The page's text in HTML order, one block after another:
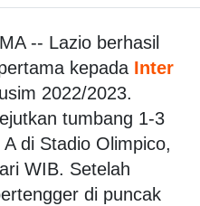
-- Lazio berhasil
kepada Inter
2022/2023.
tumbang 1-3
di Stadio Olimpico,
WIB. Setelah
di puncak